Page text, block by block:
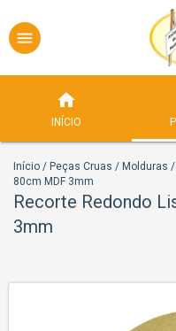
INÍCIO
Início / Peças Cruas / Molduras /
80cm MDF 3mm
Recorte Redondo
3mm